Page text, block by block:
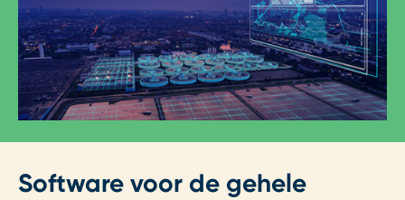
Software voor de gehele